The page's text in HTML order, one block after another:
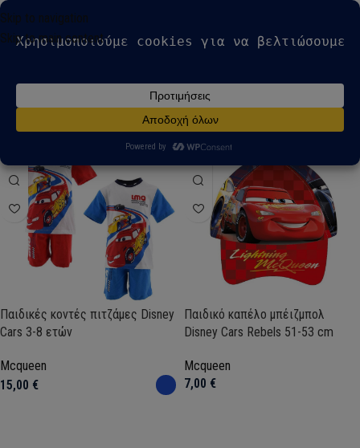
Skip to navigation
Skip to main content
Παιδικές κοντές πιτζάμες Disney
Cars 3-8 ετών
Mcqueen
15,00 €
Άμεσα διαθέσιμο
Παιδικό καπέλο μπέιζμπολ
Disney Cars Rebels 51-53 cm
Mcqueen
7,00 €
modal-check